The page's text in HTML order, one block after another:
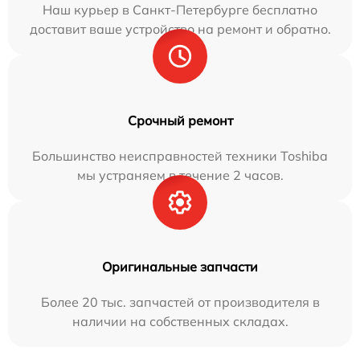
Наш курьер в Санкт-Петербурге бесплатно
доставит ваше устройство на ремонт и обратно.
Срочный ремонт
Большинство неисправностей техники Toshiba
мы устраняем в течение 2 часов.
Оригинальные запчасти
Более 20 тыс. запчастей от производителя в
наличии на собственных складах.